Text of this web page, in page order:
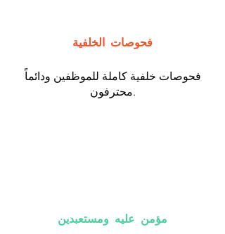
فحوصات الخلفية
فحوصات خلفية كاملة للموظفين ودائماً
محترفون.
مؤمن عليه ومستعبدين